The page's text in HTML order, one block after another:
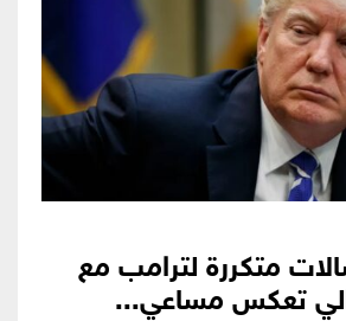
متكررة لترامب مع
تعكس مساعي...